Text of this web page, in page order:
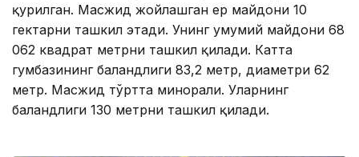
қурилган. Масжид жойлашган ер майдони 10
гектарни ташкил этади. Унинг умумий майдони 68
062 квадрат метрни ташкил қилади. Катта
гумбазининг баландлиги 83,2 метр, диаметри 62
метр. Масжид тўртта минорали. Уларнинг
баландлиги 130 метрни ташкил қилади.